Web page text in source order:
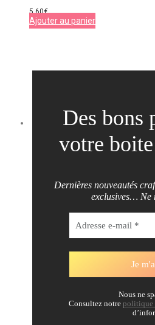
5,60€
Ajouter au panier
Des bons
votre
Dernières nouveautés
exclusives… Ne
Nous ne
Consultez notre politique